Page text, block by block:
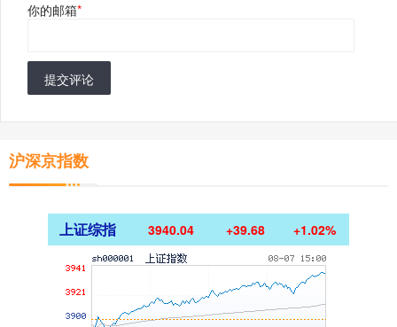
你的邮箱*
提交评论
沪深京指数
上证综指 3940.04 +39.68 +1.02%